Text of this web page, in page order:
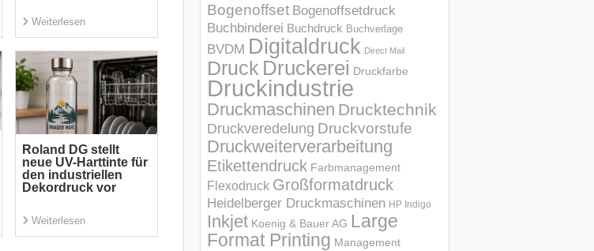
Weiterlesen
Roland DG stellt
neue UV-Harttinte für
den industriellen
Dekordruck vor
Weiterlesen
Bogenoffset Bogenoffsetdruck
Buchbinderei Buchdruck Buchverlage
BVDM Digitaldruck Direct Mail
Druck Druckerei Druckfarbe
Druckindustrie
Druckmaschinen Drucktechnik
Druckveredelung Druckvorstufe
Druckweiterverarbeitung
Etikettendruck Farbmanagement
Flexodruck Großformatdruck
Heidelberger Druckmaschinen HP Indigo
Inkjet Koenig & Bauer AG Large
Format Printing Management